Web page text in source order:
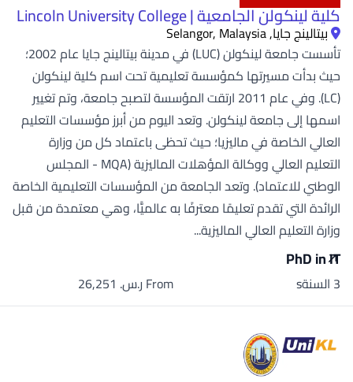
كلية لينكولن الجامعية | Lincoln University College
بيتالينج جايا, Selangor, Malaysia
تأسست جامعة لينكولن (LUC) في مدينة بيتالينج جايا عام 2002؛
حيث بدأت مسيرتها كمؤسسة تعليمية تحت اسم كلية لينكولن
(LC). وفي عام 2011 ارتقت المؤسسة لتصبح جامعة، وتم تغيير
اسمها إلى جامعة لينكولن. وتعد اليوم من أبرز مؤسسات التعليم
العالي الخاصة في ماليزيا؛ حيث تحظى باعتماد كل من وزارة
التعليم العالي ووكالة المؤهلات الماليزية (MQA - المجلس
الوطني للاعتماد). وتعد الجامعة من المؤسسات التعليمية الخاصة
الرائدة التي تقدم تعليمًا معترفًا به عالميًّا، وهي معتمدة من قبل
وزارة التعليم العالي الماليزية...
PhD in IT
3 السنةs From ر.س.‏ 26,251